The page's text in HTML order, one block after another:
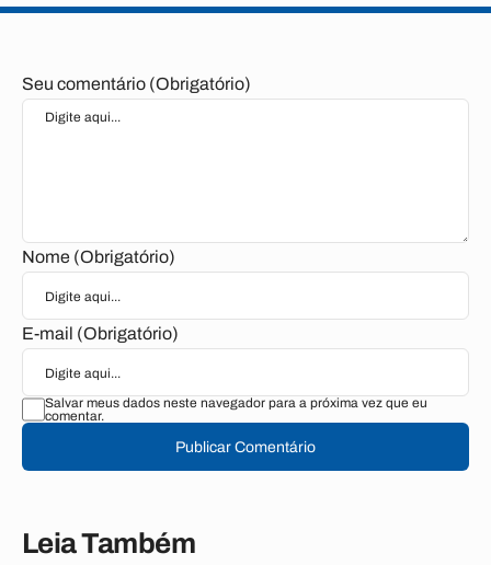
Seu comentário (Obrigatório)
Nome (Obrigatório)
E-mail (Obrigatório)
Salvar meus dados neste navegador para a próxima vez que eu
comentar.
Publicar Comentário
Leia Também